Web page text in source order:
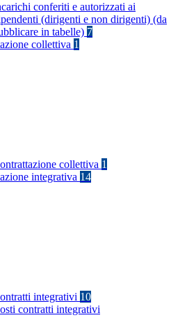
conferiti e autorizzati ai
(dirigenti e non dirigenti) (da
in tabelle) 7
collettiva 1
collettiva 1
integrativa 14
integrativi 10
contratti integrativi